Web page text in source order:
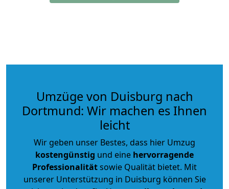
Umzüge von Duisburg nach
Dortmund: Wir machen es Ihnen
leicht
Wir geben unser Bestes, dass hier Umzug
kostengünstig und eine hervorragende
Professionalitätsowie Qualität bietet. Mit
unserer Unterstützung in Duisburg können Sie